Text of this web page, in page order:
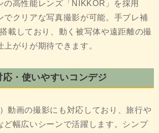
の高性能レンズ「NIKKOR」を採用
でクリアな写真撮影が可能。手ブレ補
載しており、動く被写体や遠距離の撮
がりが期待できます。
応・使いやすいコンデジ
動画の撮影にも対応しており、旅行や
ど幅広いシーンで活躍します。シンプ